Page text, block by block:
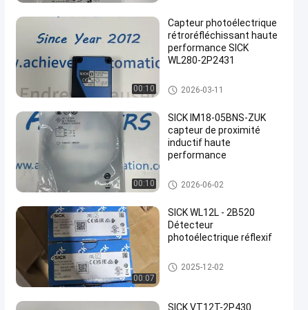
00:10
Capteur photoélectrique
rétroréfléchissant haute
performance SICK
WL280-2P2431
Instruments SICK
2026-03-11
00:10
SICK IM18-05BNS-ZUK
capteur de proximité
inductif haute
performance
Instruments SICK
2026-06-02
00:07
SICK WL12L - 2B520
Détecteur
photoélectrique réflexif
Instruments SICK
2025-12-02
SICK VT12T-2P430